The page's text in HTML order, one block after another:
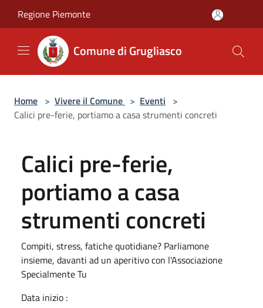
Regione Piemonte
Comune di Grugliasco
Home > Vivere il Comune > Eventi >
Calici pre-ferie, portiamo a casa strumenti concreti
Calici pre-ferie,
portiamo a casa
strumenti concreti
Compiti, stress, fatiche quotidiane? Parliamone
insieme, davanti ad un aperitivo con l'Associazione
Specialmente Tu
Data inizio :